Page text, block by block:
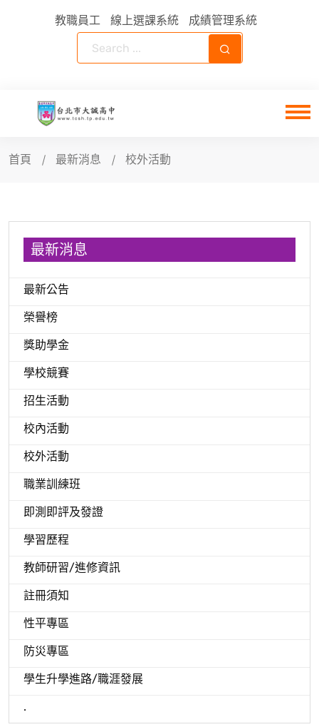
教職員工 線上選課系統 成績管理系統
首頁 最新消息 校外活動
最新消息
最新公告
榮譽榜
獎助學金
學校競賽
招生活動
校內活動
校外活動
職業訓練班
即測即評及發證
學習歷程
教師研習/進修資訊
註冊須知
性平專區
防災專區
學生升學進路/職涯發展
.